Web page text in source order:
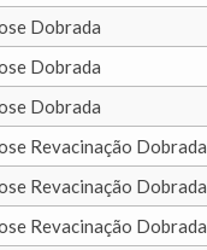
Dobrada
Dobrada
Dobrada
Revacinação Dobrada
Revacinação Dobrada
Revacinação Dobrada